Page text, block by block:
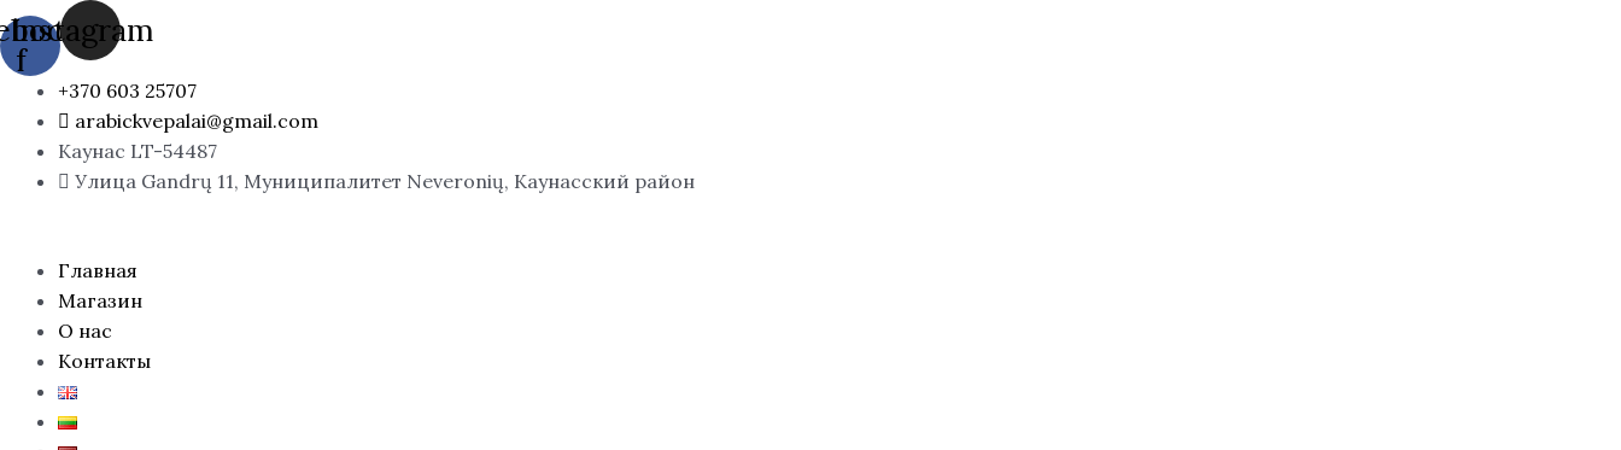
Перейти
к
содержимому
f
Instagram
+370 603 25707
arabickvepalai@gmail.com
Каунас LT-54487
Улица Gandrų 11, Муниципалитет Neveronių, Каунасский район
Главная
Магазин
О нас
Контакты
Количество
товара
Tropical,
EDP